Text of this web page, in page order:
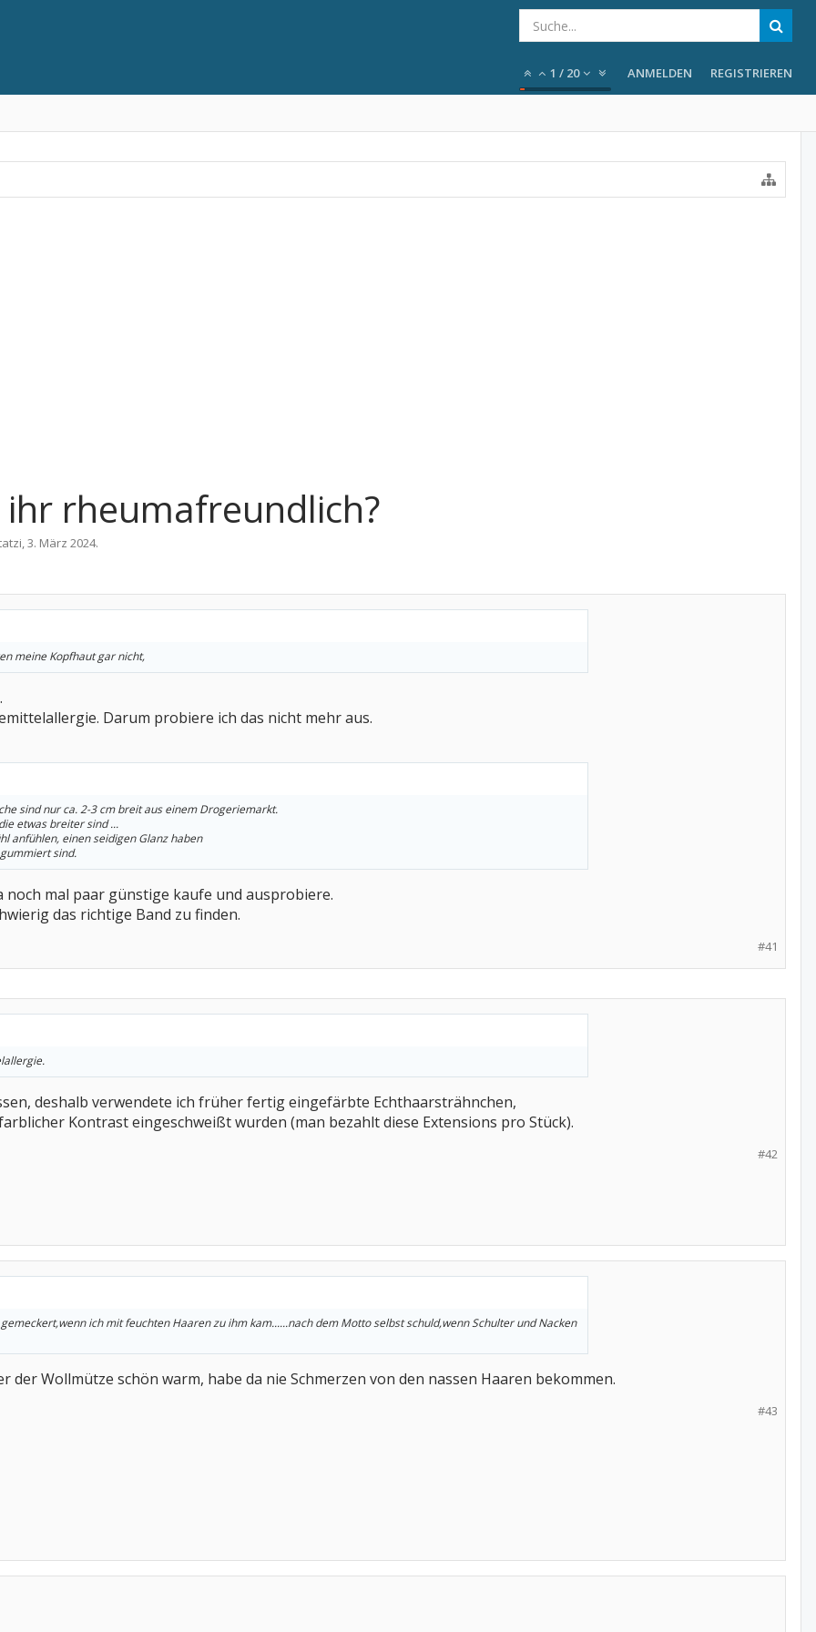
1 / 20 ANMELDEN REGISTRIEREN
rheumafreundlich?
,3. März 2024.
meine Kopfhaut gar nicht,
Darum probiere ich das nicht mehr aus.
sind nur ca. 2-3 cm breit aus einem Drogeriemarkt.
etwas breiter sind ...
anfühlen, einen seidigen Glanz haben
sind.
noch mal paar günstige kaufe und ausprobiere.
das richtige Band zu finden.
#41
deshalb verwendete ich früher fertig eingefärbte Echthaarsträhnchen,
Kontrast eingeschweißt wurden (man bezahlt diese Extensions pro Stück).
#42
ich mit feuchten Haaren zu ihm kam......nach dem Motto selbst schuld,wenn Schulter und Nacken
der Wollmütze schön warm, habe da nie Schmerzen von den nassen Haaren bekommen.
#43